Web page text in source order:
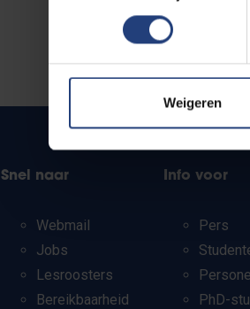
Weigeren
Snel naar
Webmail
Jobs
Lesroosters
Bereikbaarheid
Info voor
Pers
PhD-